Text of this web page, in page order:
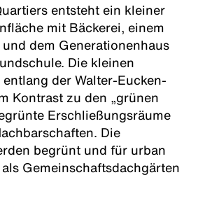
entsteht ein kleiner
mit Bäckerei, einem
dem Generationenhaus
Die kleinen
der Walter-Eucken-
Kontrast zu den „grünen
Erschließungsräume
Die
begrünt und für urban
Gemeinschaftsdachgärten